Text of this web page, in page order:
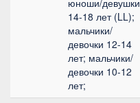
юноши/девушки
14-18 лет (LL);
мальчики/
девочки 12-14
лет; мальчики/
девочки 10-12
лет;